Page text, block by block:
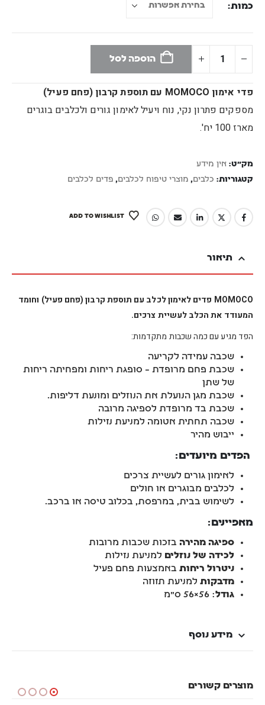
כמות
הוספה לסל
פדי אימון MOMOCO עם תוספת קרבון (פחם פעיל)
מספקים פתרון נקי, נוח ויעיל לאימון גורים ולכלבים בוגרים
מארז 100 יח'.
מק"ט: אין מידע
קטגוריות: כלבים, מוצרי טיפוח לכלבים, פדים לכלבים
ADD TO WISHLIST
תיאור
MOMOCO פדים לאימון לכלב עם תוספת קרבון (פחם פעיל) וחומד
המעודד את הכלב לעשיית צרכים.
הפד מגיע עם כמה שכבות מתקדמות:
שכבה עמידה לקריעה
שכבת פחם מרופדת – סופגת ריחות ומפחיתה ריחות
של שתן
שכבת מגן הנועלת את הנוזלים ומונעת דליפות.
שכבת בד מרופדת לספיגה מרובה
שכבה תחתית אטומה למניעת נזילות
ייבוש מהיר
הפדים מיועדים:
לאימון גורים לעשיית צרכים
לכלבים מבוגרים או חולים
לשימוש בבית, במרפסת, בכלוב טיסה או ברכב.
מאפיינים:
ספיגה מהירה בזכות שכבות מרובות
לכידה של נוזלים למניעת נזילות
ניטרול ריחות באמצעות פחם פעיל
מדבקות למניעת תזוזה
גודל: 56×56 ס"מ
מידע נוסף
מוצרים קשורים